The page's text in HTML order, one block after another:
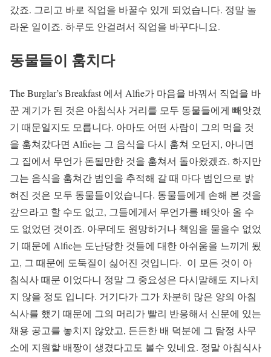
갔죠. 그리고 바로 직업을 바꿀수 있게 되었습니다. 정말 놀
라운 일이죠. 하루도 안걸려서 직업을 바꾸다니요.
동물들이 훔치다
The Burglar’s Breakfast 에서 Alfie가 마음을 바꿔서 직업을 바
꾼 계기가 된 것은 아침식사 거리를 모두 동물들에게 빼앗겼
기 때문일지도 모릅니다. 아마도 어떤 사람이 그의 먹을 것
을 훔쳐갔다면 Alfie는 그 음식을 다시 훔쳐 오던지, 아니면
그 집에서 무언가 돈될만한 것을 훔쳐서 돌아왔겠죠. 하지만
그는 음식을 훔쳐간 범인을 추적해 갈 때 마다 범인으로 밝
혀진 것은 모두 동물들이었습니다. 동물들에게 손해 본 것을
갚으라고 할 수도 없고, 그들에게서 무언가를 빼앗아 올 수
도 없었던 것이죠. 아무데도 원망하거나 책임을 물을수 없었
기 때문에 Alfie는 도난당한 것들에 대한 아쉬움을 느끼게 됬
고, 그 때문에 도둑질이 싫어진 것입니다. 이 모든 것이 아
침식사 때문 이었다니 정말 그 중요성은 다시말해도 지나치
지 않을 정도 입니다. 거기다가 그가 차분히 많은 양의 아침
식사를 했기 때문에 그의 머리가 빨리 반응해서 신문에 있는
채용 공고를 놓치지 않았고, 든든한 배 덕분에 그 탐정 사무
소에 지원할 배짱이 생겼다고도 볼수 있네요. 정말 아침식사